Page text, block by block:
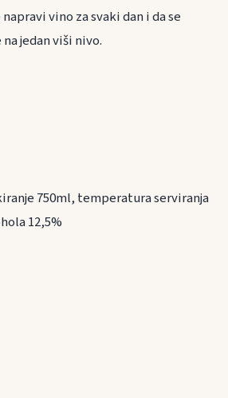
vino za svaki dan i da se
jedan viši nivo.
750ml, temperatura serviranja
12,5%